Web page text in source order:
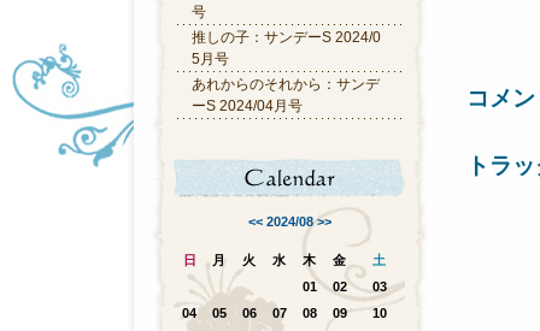
号
推しの子：サンデーS 2024/0
5月号
あれからのそれから：サンデ
ーS 2024/04月号
<< 2024/08 >>
日 月 火 水 木 金
土
01
02
03
04
05 06 07 08 09
10
コメ
トラ